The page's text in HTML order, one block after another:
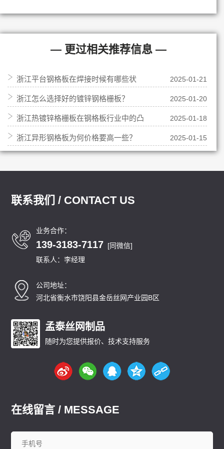
— 更过相关推荐信息 —
浙江平台钢格板在焊接时候有哪些状
况？
2025-01-21
浙江怎么选择好的镀锌钢格栅板？ 2025-01-20
浙江热镀锌格栅板在钢格板行业中的凸
起特点
2025-01-18
浙江异形钢格板为何价格要高一些？ 2025-01-15
联系我们 / CONTACT US
业务合作：
139-3183-7117 [同微信]
联系人：李经理
公司地址：
河北省衡水市饶阳县金岳丝网产业园B区
孟泰丝网制品
随时为您提供报价、技术支持服务
在线留言 / MESSAGE